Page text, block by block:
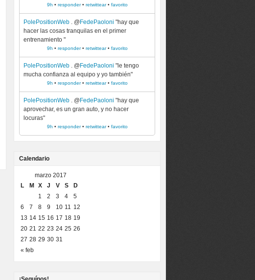
9h • responder• retwittear• favorito
PolePositionWeb . @ FedePaoloni "hay que
hacer las cosas tranquilas en el primer
entrenamiento "
9h • responder• retwittear• favorito
PolePositionWeb . @ FedePaoloni "le tengo
mucha confianza al equipo y yo también"
9h • responder• retwittear• favorito
PolePositionWeb . @ FedePaoloni "hay que
aprovechar, es un gran auto, y no hacer
locuras"
9h • responder• retwittear• favorito
Calendario
marzo 2017
L
M X J V S D
« feb
1 2 3 4
5
6
7 8 9 10 11 12
13 14 15 16 17 18 19
20 21 22 23 24 25 26
27 28 29 30 31